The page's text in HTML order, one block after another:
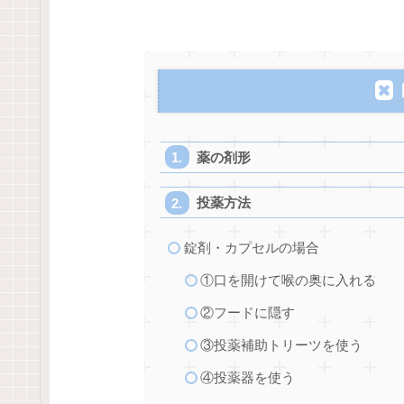
薬の剤形
投薬方法
錠剤・カプセルの場合
①口を開けて喉の奥に入れる
②フードに隠す
③投薬補助トリーツを使う
④投薬器を使う